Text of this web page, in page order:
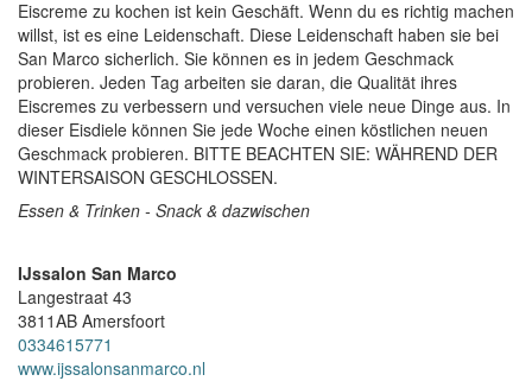
Eiscreme zu kochen ist kein Geschäft. Wenn du es richtig machen
willst, ist es eine Leidenschaft. Diese Leidenschaft haben sie bei
San Marco sicherlich. Sie können es in jedem Geschmack
probieren. Jeden Tag arbeiten sie daran, die Qualität ihres
Eiscremes zu verbessern und versuchen viele neue Dinge aus. In
dieser Eisdiele können Sie jede Woche einen köstlichen neuen
Geschmack probieren. BITTE BEACHTEN SIE: WÄHREND DER
WINTERSAISON GESCHLOSSEN.
Essen & Trinken - Snack & dazwischen
IJssalon San Marco
Langestraat 43
3811AB Amersfoort
0334615771
www.ijssalonsanmarco.nl